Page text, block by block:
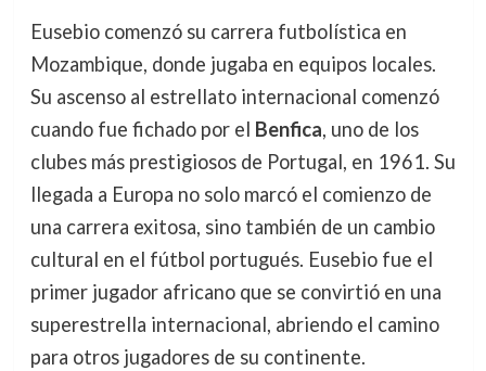
Eusebio comenzó su carrera futbolística en
Mozambique, donde jugaba en equipos locales.
Su ascenso al estrellato internacional comenzó
cuando fue fichado por el Benfica, uno de los
clubes más prestigiosos de Portugal, en 1961. Su
llegada a Europa no solo marcó el comienzo de
una carrera exitosa, sino también de un cambio
cultural en el fútbol portugués. Eusebio fue el
primer jugador africano que se convirtió en una
superestrella internacional, abriendo el camino
para otros jugadores de su continente.